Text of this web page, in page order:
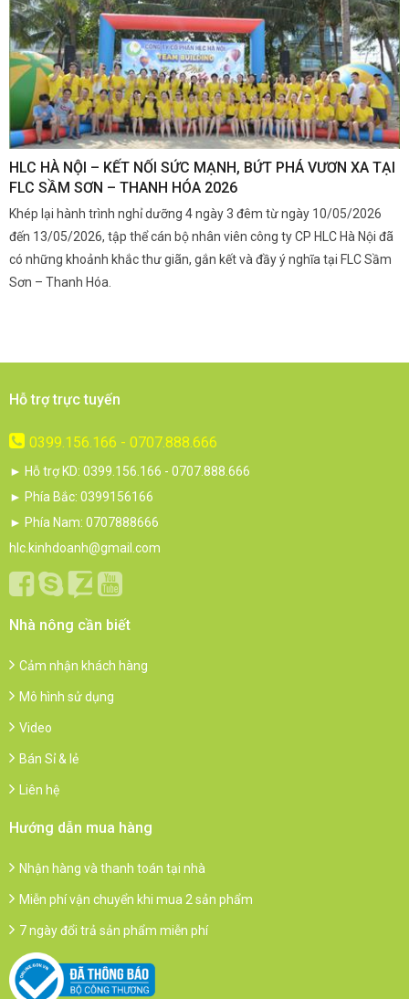
HLC HÀ NỘI – KẾT NỐI SỨC MẠNH, BỨT PHÁ VƯƠN XA TẠI
FLC SẦM SƠN – THANH HÓA 2026
Khép lại hành trình nghỉ dưỡng 4 ngày 3 đêm từ ngày 10/05/2026
đến 13/05/2026, tập thể cán bộ nhân viên công ty CP HLC Hà Nội đã
có những khoảnh khắc thư giãn, gắn kết và đầy ý nghĩa tại FLC Sầm
Sơn – Thanh Hóa.
Hỗ trợ trực tuyến
0399.156.166 - 0707.888.666
► Hỗ trợ KD: 0399.156.166 - 0707.888.666
► Phía Bắc: 0399156166
► Phía Nam: 0707888666
hlc.kinhdoanh@gmail.com
Nhà nông cần biết
Cảm nhận khách hàng
Mô hình sử dụng
Video
Bán Sỉ & lẻ
Liên hệ
Hướng dẫn mua hàng
Nhận hàng và thanh toán tại nhà
Miễn phí vận chuyển khi mua 2 sản phẩm
7 ngày đổi trả sản phẩm miễn phí